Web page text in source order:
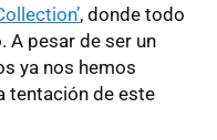
, donde todo
A pesar de ser un
ya nos hemos
tentación de este